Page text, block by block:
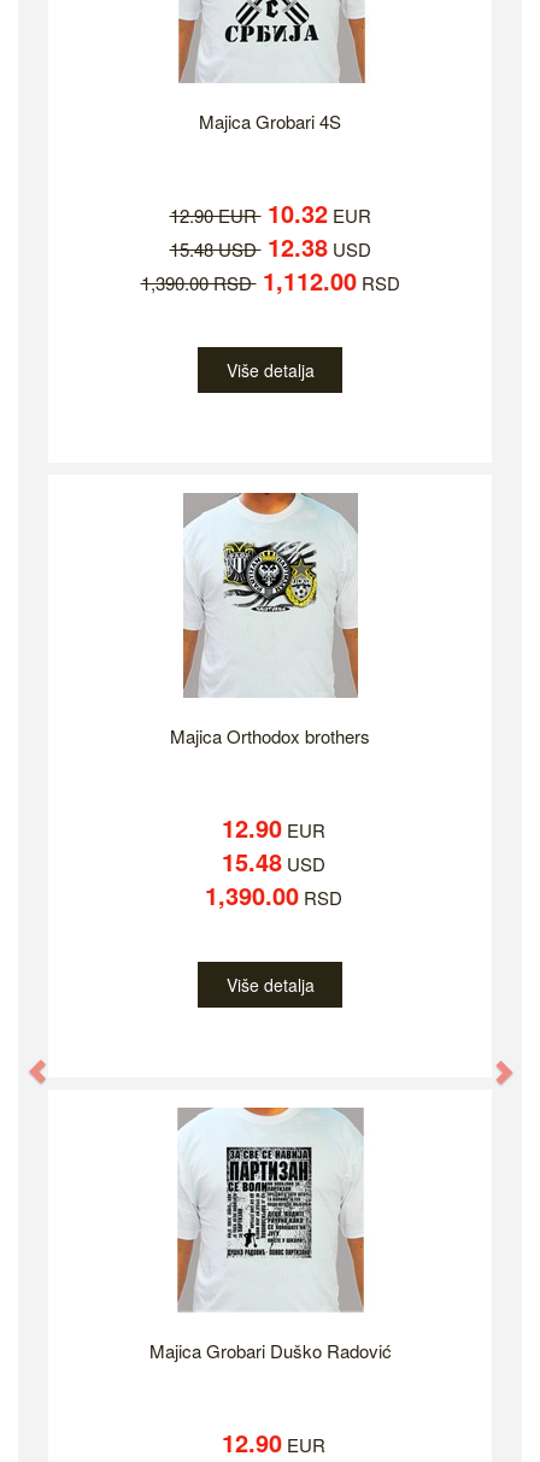
Majica Grobari 4S
12.90 EUR 10.32EUR
15.48 USD 12.38USD
1,390.00 RSD 1,112.00RSD
Više detalja
Majica Orthodox brothers
12.90EUR
15.48USD
1,390.00RSD
Više detalja
Majica Grobari Duško Radović
12.90EUR